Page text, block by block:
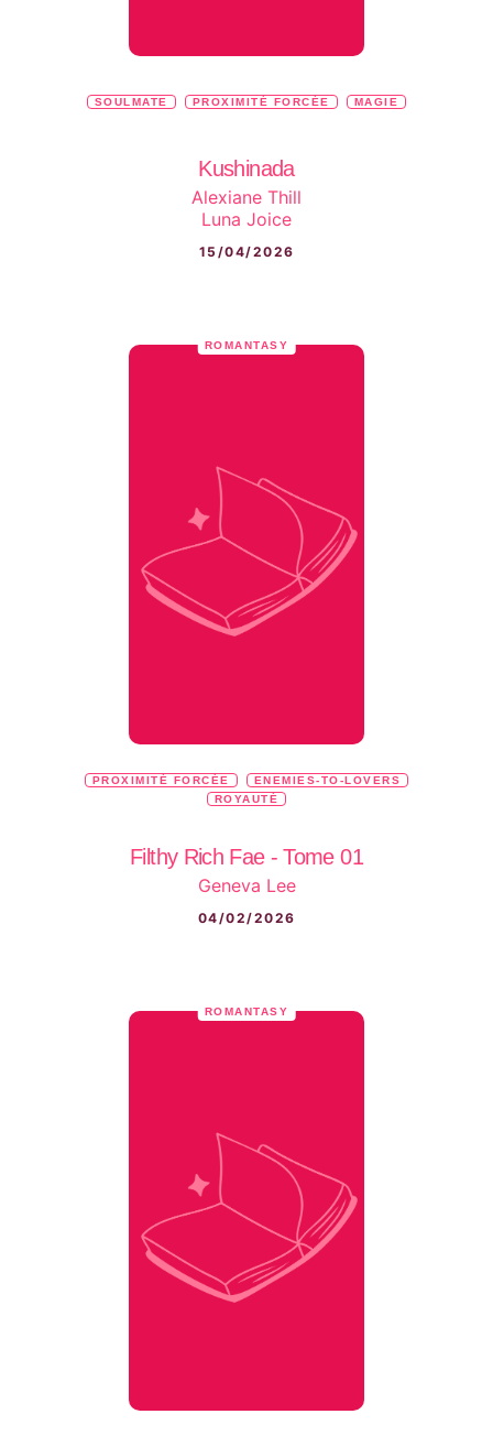
SOULMATE PROXIMITÉ FORCÉE MAGIE
Kushinada
Alexiane Thill
Luna Joice
15/04/2026
ROMANTASY
PROXIMITÉ FORCÉE
ENEMIES-TO-LOVERS
ROYAUTÉ
Filthy Rich Fae - Tome 01
Geneva Lee
04/02/2026
ROMANTASY